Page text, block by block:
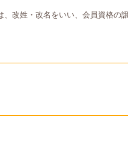
改姓・改名をいい、会員資格の